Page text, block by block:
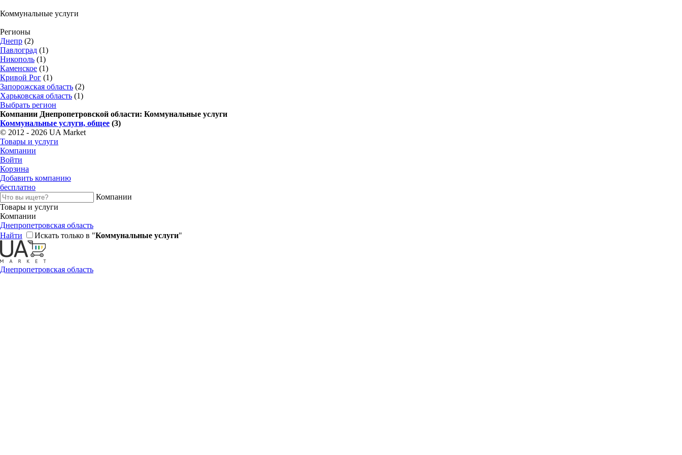
Коммунальные услуги
Регионы
Днепр (2)
Павлоград (1)
Никополь (1)
Каменское (1)
Кривой Рог (1)
Запорожская область (2)
Харьковская область (1)
Выбрать регион
Компании Днепропетровской области: Коммунальные услуги
Коммунальные услуги, общее (3)
© 2012 - 2026 UA Market
Товары и услуги
Компании
Войти
Корзина
Добавить компанию
бесплатно
Компании
Товары и услуги
Компании
Днепропетровская область
Найти
Искать только в "Коммунальные услуги"
Днепропетровская область